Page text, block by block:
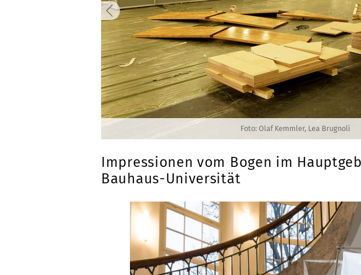
Foto: Olaf Kemmler, Lea Brugnoli
Impressionen vom Bogen im
Bauhaus-Universität